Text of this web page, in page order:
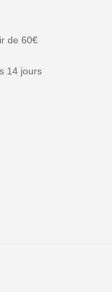
de 60€
14 jours